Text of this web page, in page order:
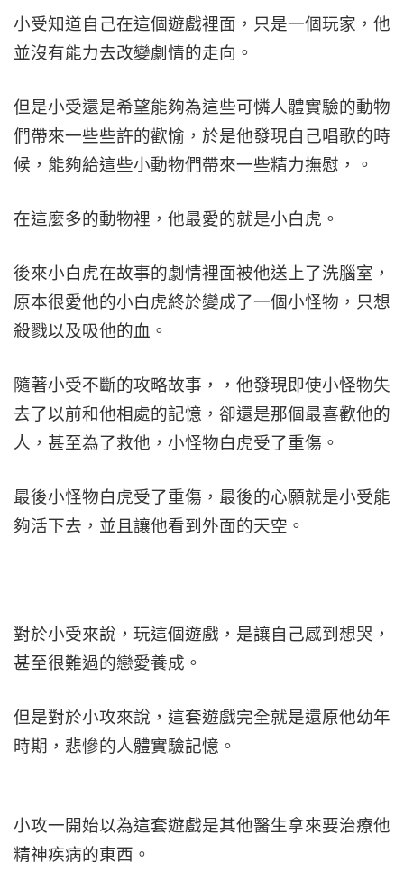
小受知道自己在這個遊戲裡面，只是一個玩家，他
並沒有能力去改變劇情的走向。
但是小受還是希望能夠為這些可憐人體實驗的動物
們帶來一些些許的歡愉，於是他發現自己唱歌的時
候，能夠給這些小動物們帶來一些精力撫慰，。
在這麼多的動物裡，他最愛的就是小白虎。
後來小白虎在故事的劇情裡面被他送上了洗腦室，
原本很愛他的小白虎終於變成了一個小怪物，只想
殺戮以及吸他的血。
隨著小受不斷的攻略故事，，他發現即使小怪物失
去了以前和他相處的記憶，卻還是那個最喜歡他的
人，甚至為了救他，小怪物白虎受了重傷。
最後小怪物白虎受了重傷，最後的心願就是小受能
夠活下去，並且讓他看到外面的天空。
對於小受來說，玩這個遊戲，是讓自己感到想哭，
甚至很難過的戀愛養成。
但是對於小攻來說，這套遊戲完全就是還原他幼年
時期，悲慘的人體實驗記憶。
小攻一開始以為這套遊戲是其他醫生拿來要治療他
精神疾病的東西。